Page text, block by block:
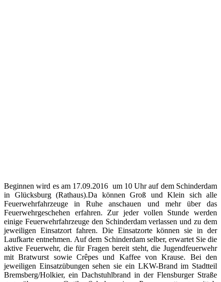
Beginnen wird es am 17.09.2016 um 10 Uhr auf dem Schinderdam
in Glücksburg (Rathaus).Da können Groß und Klein sich alle
Feuerwehrfahrzeuge in Ruhe anschauen und mehr über das
Feuerwehrgeschehen erfahren. Zur jeder vollen Stunde werden
einige Feuerwehrfahrzeuge den Schinderdam verlassen und zu dem
jeweiligen Einsatzort fahren. Die Einsatzorte können sie in der
Laufkarte entnehmen. Auf dem Schinderdam selber, erwartet Sie die
aktive Feuerwehr, die für Fragen bereit steht, die Jugendfeuerwehr
mit Bratwurst sowie Crêpes und Kaffee von Krause. Bei den
jeweiligen Einsatzübungen sehen sie ein LKW-Brand im Stadtteil
Bremsberg/Holkier, ein Dachstuhlbrand in der Flensburger Straße